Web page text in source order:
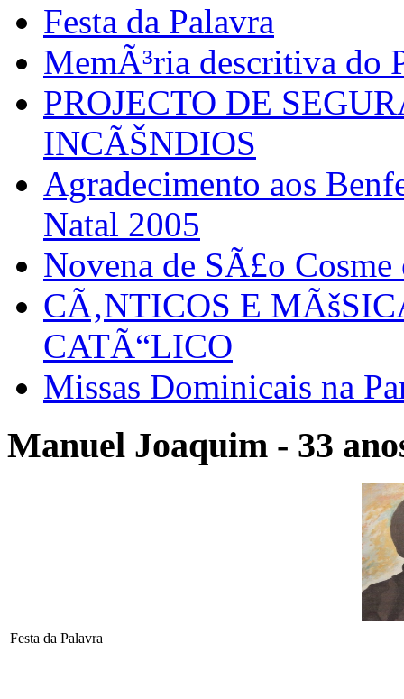
Festa da Palavra
MemÃ³ria descritiva do
PROJECTO DE
INCÃŠNDIOS
Agradecimento aos
Natal 2005
Novena de SÃ£o
CÃ‚NTICOS E
CATÃ“LICO
Missas Dominicais na
Manuel Joaquim - 33
Festa da Palavra